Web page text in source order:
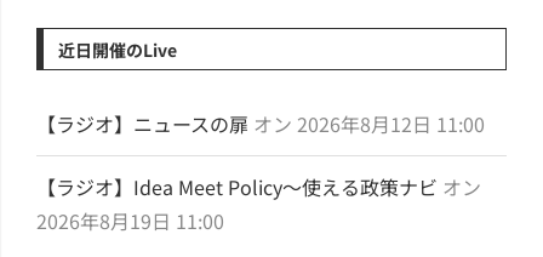
近日開催のLive
【ラジオ】ニュースの扉 オン 2026年8月12日 11:00
【ラジオ】Idea Meet Policy～使える政策ナビ オン
2026年8月19日 11:00